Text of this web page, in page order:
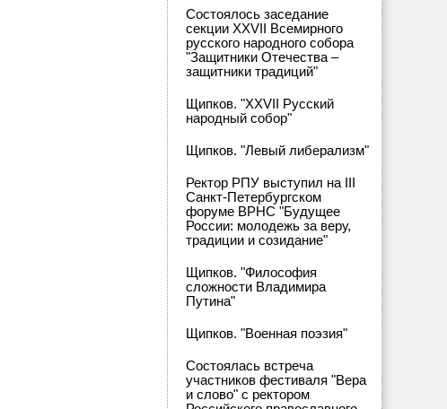
Состоялось заседание
секции XXVII Всемирного
русского народного собора
"Защитники Отечества –
защитники традиций"
Щипков. "XXVII Русский
народный собор"
Щипков. "Левый либерализм"
Ректор РПУ выступил на III
Санкт-Петербургском
форуме ВРНС "Будущее
России: молодежь за веру,
традиции и созидание"
Щипков. "Философия
сложности Владимира
Путина"
Щипков. "Военная поэзия"
Состоялась встреча
участников фестиваля "Вера
и слово" с ректором